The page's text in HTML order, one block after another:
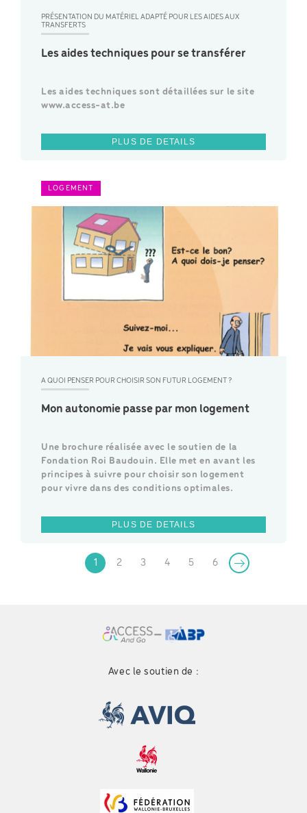
PRÉSENTATION DU MATÉRIEL ADAPTÉ POUR LES AIDES AUX
TRANSFERTS
Les aides techniques pour se transférer
Les aides techniques sont détaillées sur le site
www.access-at.be
PLUS DE DETAILS
LOGEMENT
A QUOI PENSER POUR CHOISIR SON FUTUR LOGEMENT ?
Mon autonomie passe par mon logement
Une brochure réalisée avec le soutien de la
Fondation Roi Baudouin. Elle met en avant les
principes à suivre pour choisir son logement
pour vivre dans des conditions optimales.
PLUS DE DETAILS
1 2 3 4 5 6
Avec le soutien de :